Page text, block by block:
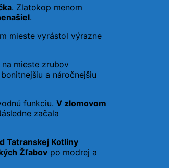
. Zlatokop menom
.
mieste vyrástol výrazne
mieste zrubov
a náročnejšiu
funkciu. V zlomovom
začala
Tatranskej Kotliny
Žľabov po modrej a